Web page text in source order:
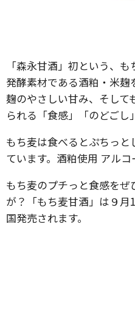
「森永甘酒」初という、
発酵素材である酒粕・米
麹のやさしい甘み、そして
られる「食感」「のどごし
もち麦は食べるとぷちっ
ています。酒粕使用 アルコ
もち麦のプチっと食感を
が？「もち麦甘酒」は９
国発売されます。